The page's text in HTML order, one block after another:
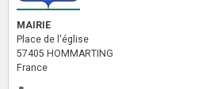
MAIRIE
Place de l'église
57405 HOMMARTING
France